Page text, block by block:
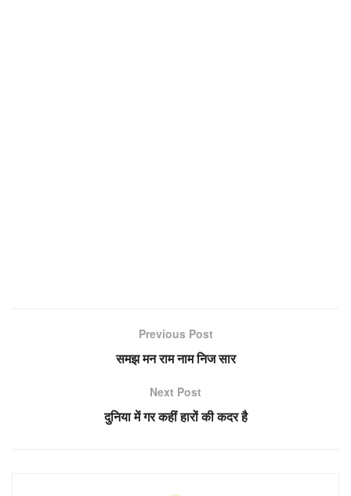
Previous Post
समझ मन राम नाम निज सार
Next Post
दुनिया में गर कहीं हारों की कदर है